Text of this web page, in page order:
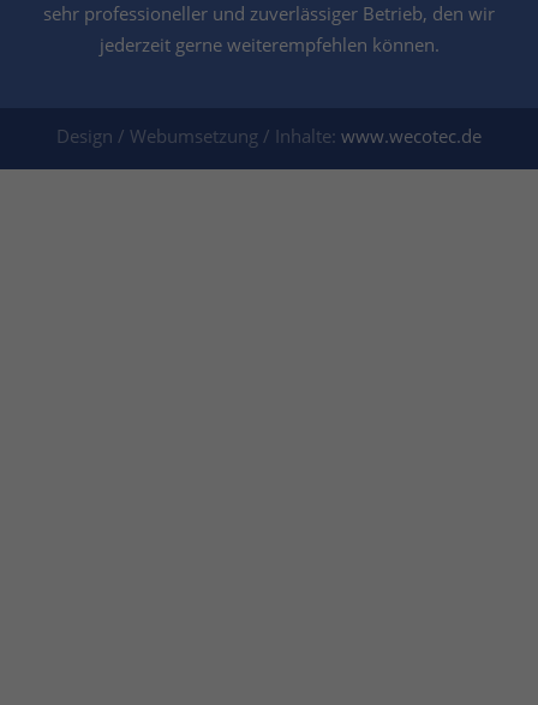
sehr professioneller und zuverlässiger Betrieb, den wir
jederzeit gerne weiterempfehlen können.
Design / Webumsetzung / Inhalte: www.wecotec.de